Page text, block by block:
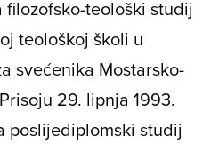
filozofsko-teološki studij
teološkoj školi u
svećenika Mostarsko-
29. lipnja 1993.
poslijediplomski studij